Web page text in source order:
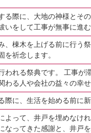
る際に、大地の神様とそ
いをして工事が無事に進
、棟木を上げる前に行う
を祈念します。
われる祭典です。 工事が
わる人や会社の益々の幸
際に、生活を始める前に
よって、井戸を埋めなけ
なってきた感謝と、井戸